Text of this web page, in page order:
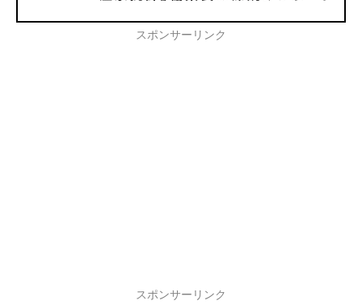
スポンサーリンク
スポンサーリンク